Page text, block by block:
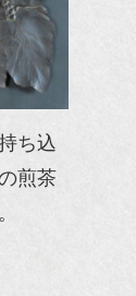
ち込
煎茶